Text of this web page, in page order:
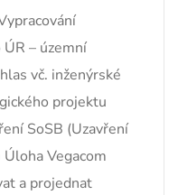
– územní
vč. inženýrské
projektu
SoSB (Uzavření
Vegacom
a projednat